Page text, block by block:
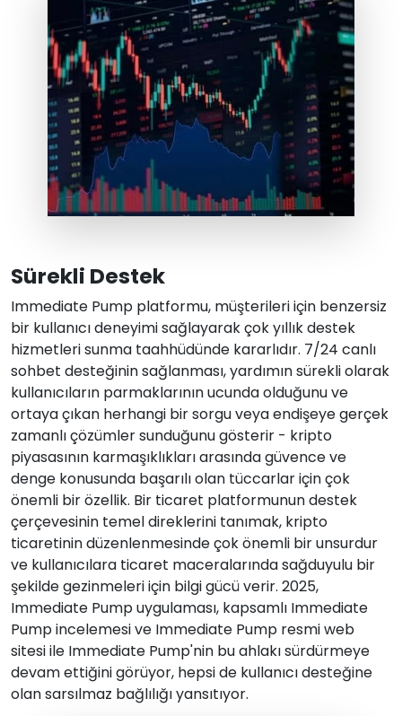
Sürekli Destek
Immediate Pump platformu, müşterileri için benzersiz
bir kullanıcı deneyimi sağlayarak çok yıllık destek
hizmetleri sunma taahhüdünde kararlıdır. 7/24 canlı
sohbet desteğinin sağlanması, yardımın sürekli olarak
kullanıcıların parmaklarının ucunda olduğunu ve
ortaya çıkan herhangi bir sorgu veya endişeye gerçek
zamanlı çözümler sunduğunu gösterir - kripto
piyasasının karmaşıklıkları arasında güvence ve
denge konusunda başarılı olan tüccarlar için çok
önemli bir özellik. Bir ticaret platformunun destek
çerçevesinin temel direklerini tanımak, kripto
ticaretinin düzenlenmesinde çok önemli bir unsurdur
ve kullanıcılara ticaret maceralarında sağduyulu bir
şekilde gezinmeleri için bilgi gücü verir. 2025,
Immediate Pump uygulaması, kapsamlı Immediate
Pump incelemesi ve Immediate Pump resmi web
sitesi ile Immediate Pump'nin bu ahlakı sürdürmeye
devam ettiğini görüyor, hepsi de kullanıcı desteğine
olan sarsılmaz bağlılığı yansıtıyor.